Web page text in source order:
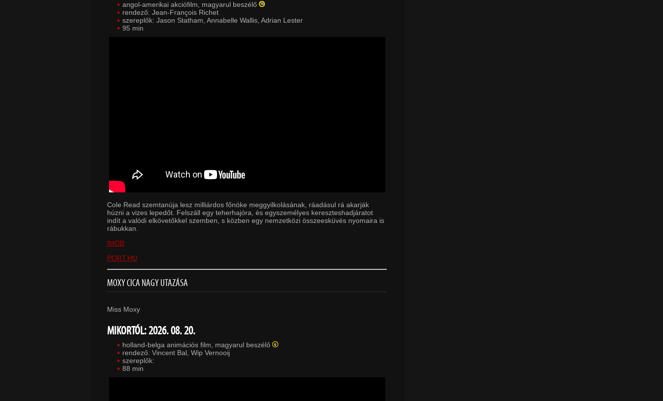
angol-amerikai akciófilm, magyarul beszélő
rendező: Jean-François Richet
szereplők: Jason Statham, Annabelle Wallis, Adrian Lester
95 min
Cole Read szemtanúja lesz milliárdos főnöke meggyilkolásának, ráadásul rá akarják
húzni a vizes lepedőt. Felszáll egy teherhajóra, és egyszemélyes kereszteshadjáratot
indít a valódi elkövetőkkel szemben, s közben egy nemzetközi összeesküvés nyomaira is
rábukkan.
IMDB
PORT.HU
MOXY CICA NAGY UTAZÁSA
Miss Moxy
MIKORTÓL: 2026. 08. 20.
holland-belga animációs film, magyarul beszélő
rendező: Vincent Bal, Wip Vernooij
szereplők:
88 min